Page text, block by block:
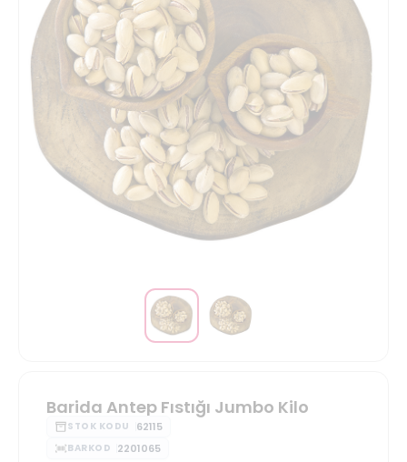
Barida Antep Fıstığı Jumbo Kilo
STOK KODU 62115
BARKOD 2201065